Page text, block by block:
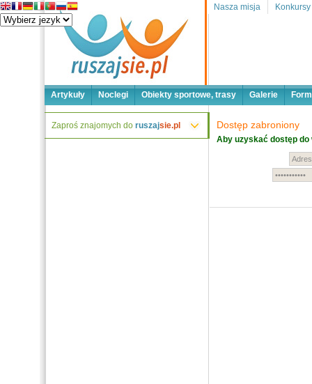
Nasza misja Konkursy
Artykuły Noclegi Obiekty sportowe, trasy Galerie
Zaproś znajomych do ruszajsie.pl Dostęp zabroniony
Aby uzyskać dostęp do